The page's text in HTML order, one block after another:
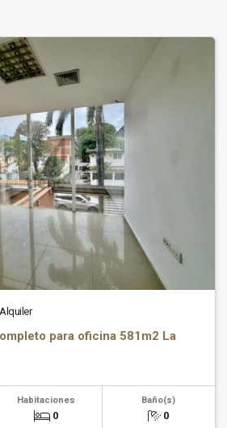
para oficina 581m2 La
Habitaciones
0
Baño(s)
0